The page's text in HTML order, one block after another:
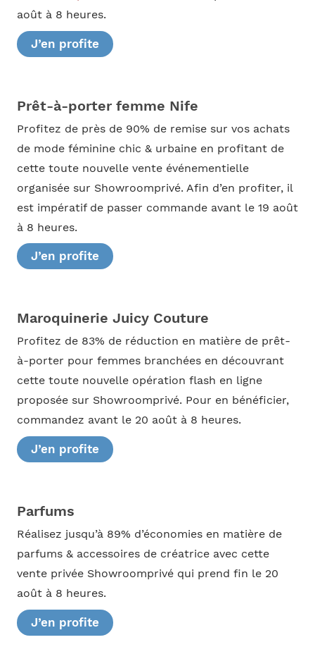
août à 8 heures.
J’en profite
Prêt-à-porter femme Nife
Profitez de près de 90% de remise sur vos achats
de mode féminine chic & urbaine en profitant de
cette toute nouvelle vente événementielle
organisée sur Showroomprivé. Afin d’en profiter, il
est impératif de passer commande avant le 19 août
à 8 heures.
J’en profite
Maroquinerie Juicy Couture
Profitez de 83% de réduction en matière de prêt-
à-porter pour femmes branchées en découvrant
cette toute nouvelle opération flash en ligne
proposée sur Showroomprivé. Pour en bénéficier,
commandez avant le 20 août à 8 heures.
J’en profite
Parfums
Réalisez jusqu’à 89% d’économies en matière de
parfums & accessoires de créatrice avec cette
vente privée Showroomprivé qui prend fin le 20
août à 8 heures.
J’en profite